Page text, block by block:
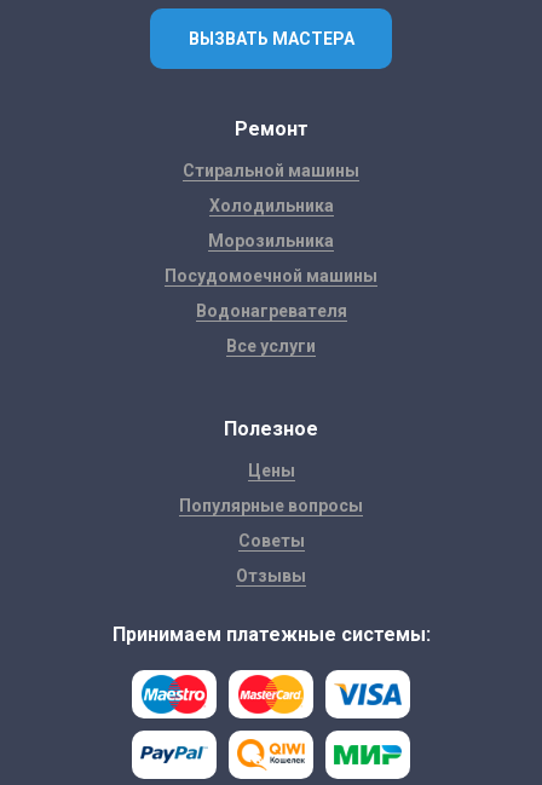
ВЫЗВАТЬ МАСТЕРА
Ремонт
Стиральной машины
Холодильника
Морозильника
Посудомоечной машины
Водонагревателя
Все услуги
Полезное
Цены
Популярные вопросы
Советы
Отзывы
Принимаем платежные системы: